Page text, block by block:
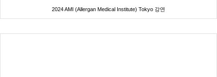
2024 AMI (Allergan Medical Institute) Tokyo 강연